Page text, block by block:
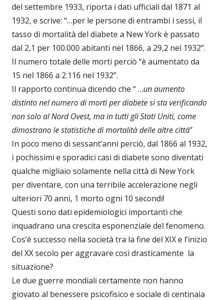
del settembre 1933, riporta i dati ufficiali dal 1871 al
1932, e scrive: “…per le persone di entrambi i sessi, il
tasso di mortalità del diabete a New York è passato
dal 2,1 per 100.000 abitanti nel 1866, a 29,2 nel 1932”.
Il numero totale delle morti perciò “è aumentato da
15 nel 1866 a 2.116 nel 1932”.
Il rapporto continua dicendo che “ …un aumento
distinto nel numero di morti per diabete si sta verificando
non solo al Nord Ovest, ma in tutti gli Stati Uniti, come
dimostrano le statistiche di mortalità delle altre città”
In poco meno di sessant’anni perciò, dal 1866 al 1932,
i pochissimi e sporadici casi di diabete sono diventati
qualche migliaio solamente nella città di New York
per diventare, con una terribile accelerazione negli
ulteriori 70 anni, 1 morto ogni 10 secondi!
Questi sono dati epidemiologici importanti che
inquadrano una crescita esponenziale del fenomeno.
Cos’è successo nella società tra la fine del XIX e l’inizio
del XX secolo per aggravare così drasticamente la
situazione?
Le due guerre mondiali certamente non hanno
giovato al benessere psicofisico e sociale di centinaia